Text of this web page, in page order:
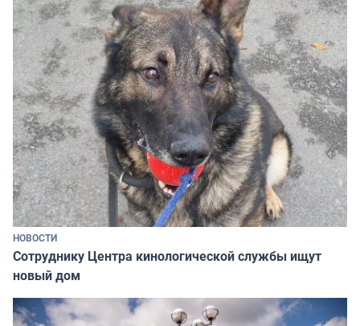
НОВОСТИ
Сотруднику Центра кинологической службы ищут
новый дом